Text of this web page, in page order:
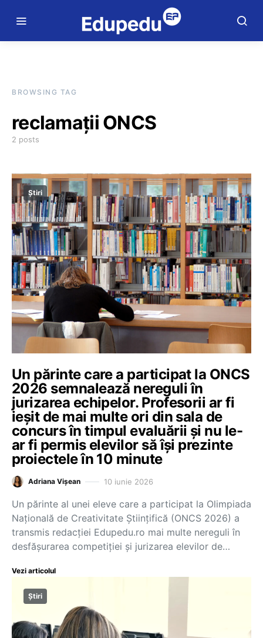
BROWSING TAG
reclamații ONCS
2 posts
Știri
Un părinte care a participat la ONCS
2026 semnalează nereguli în
jurizarea echipelor. Profesorii ar fi
ieșit de mai multe ori din sala de
concurs în timpul evaluării și nu le-
ar fi permis elevilor să își prezinte
proiectele în 10 minute
Adriana Vișean 10 iunie 2026
Un părinte al unei eleve care a participat la Olimpiada
Națională de Creativitate Științifică (ONCS 2026) a
transmis redacției Edupedu.ro mai multe nereguli în
desfășurarea competiției și jurizarea elevilor de…
Vezi articolul
Știri